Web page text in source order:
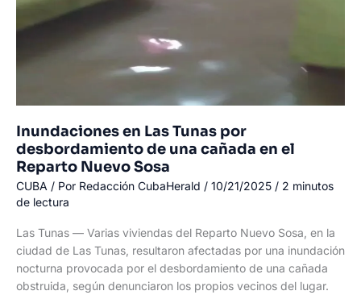
derrame
de
Inundaciones en Las Tunas por
desbordamiento de una cañada en el
Reparto Nuevo Sosa
CUBA / Por Redacción CubaHerald / 10/21/2025 / 2 minutos
de lectura
Las Tunas — Varias viviendas del Reparto Nuevo Sosa, en la
ciudad de Las Tunas, resultaron afectadas por una inundación
nocturna provocada por el desbordamiento de una cañada
obstruida, según denunciaron los propios vecinos del lugar.